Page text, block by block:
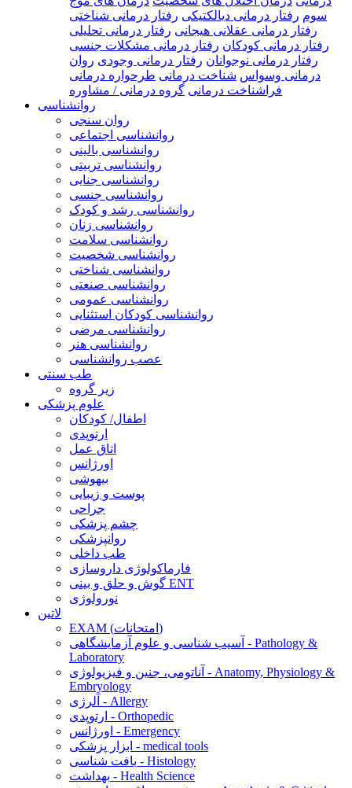
سوم رفتار درمانی دیالکتیکی رفتار درمانی شناختی
رفتار درمانی عقلانی هیجانی رفتار درمانی تحلیلی
رفتار درمانی کودکان رفتار درمانی مشکلات جنسی
رفتار درمانی نوجوانان رفتار درمانی وجودی روان
درمانی وسواس شناخت درمانی طرحواره درمانی
فراشناخت درمانی گروه درمانی / مشاوره
روانشناسی
روان سنجی
روانشناسی اجتماعی
روانشناسی بالینی
روانشناسی تربیتی
روانشناسی جنایی
روانشناسی جنسی
روانشناسی رشد و کودک
روانشناسی زنان
روانشناسی سلامت
روانشناسی شخصیت
روانشناسی شناختی
روانشناسی صنعتی
روانشناسی عمومی
روانشناسی کودکان استثنایی
روانشناسی مرضی
روانشناسی هنر
عصب روانشناسی
طب سنتی
زیر گروه
علوم پزشکی
اطفال/ کودکان
ارتوپدی
اتاق عمل
اورژانس
بیهوشی
پوست و زیبایی
جراحی
چشم پزشکی
روانپزشکی
طب داخلی
فارماکولوژی داروسازی
گوش و حلق و بینی ENT
نورولوژی
لاتین
EXAM (امتحانات)
آسیب شناسی و علوم آزمایشگاهی - Pathology &
Laboratory
آناتومی، جنین و فیزیولوژی - Anatomy, Physiology &
Embryology
آلرژی - Allergy
ارتوپدی - Orthopedic
اورژانس - Emergency
ابزار پزشکی - medical tools
بافت شناسی - Histology
بهداشت - Health Science